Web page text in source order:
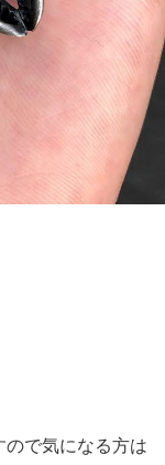
ので気になる方は